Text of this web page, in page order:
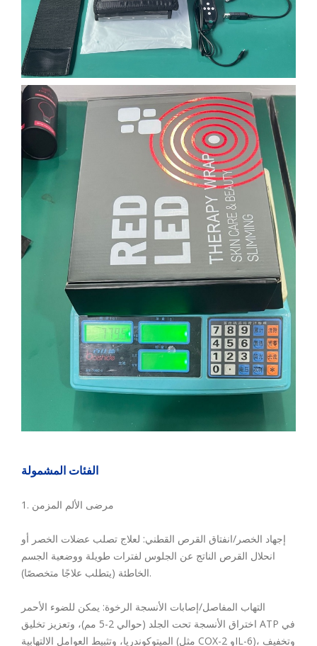
الفئات المشمولة
1. مرضى الألم المزمن
إجهاد الخصر/انفتاق القرص القطني: لعلاج تصلب عضلات الخصر أو
انحلال القرص الناتج عن الجلوس لفترات طويلة ووضعية الجسم
الخاطئة (يتطلب علاجًا متخصصًا).
التهاب المفاصل/إصابات الأنسجة الرخوة: يمكن للضوء الأحمر
اختراق الأنسجة تحت الجلد (حوالي 2-5 مم)، وتعزيز تخليق ATP في
الميتوكوندريا، وتثبيط العوامل الالتهابية (مثل COX-2 وIL-6)، وتخفيف